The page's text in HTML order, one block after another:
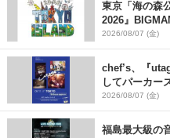
東京「海の森
2026』
発表 ワーク
2026/08/07 (金)
chef’s、『
してパーカー
2026/08/07 (金)
福島最大級の